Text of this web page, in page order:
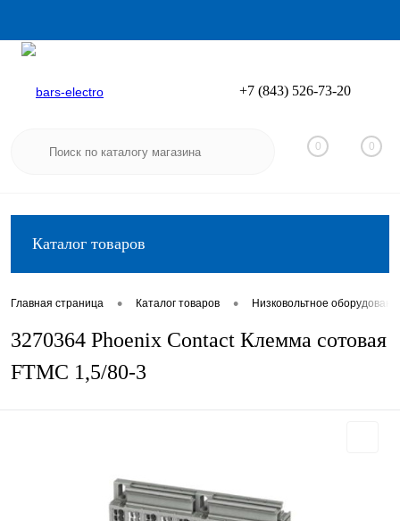
Вход
+7 (843) 526-73-20
0 0
Каталог товаров
Главная страница • Каталог товаров • Низковольтное
3270364 Phoenix Contact Клемма сотовая
FTMC 1,5/80-3